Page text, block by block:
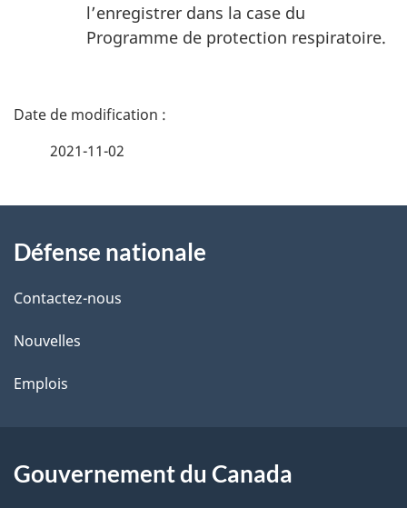
l’enregistrer dans la case du
Programme de protection respiratoire.
D
i
l
s
d
l
2021-11-02
propos
de
ce
site
Défense nationale
Contactez-nous
Nouvelles
Emplois
Gouvernement du Canada